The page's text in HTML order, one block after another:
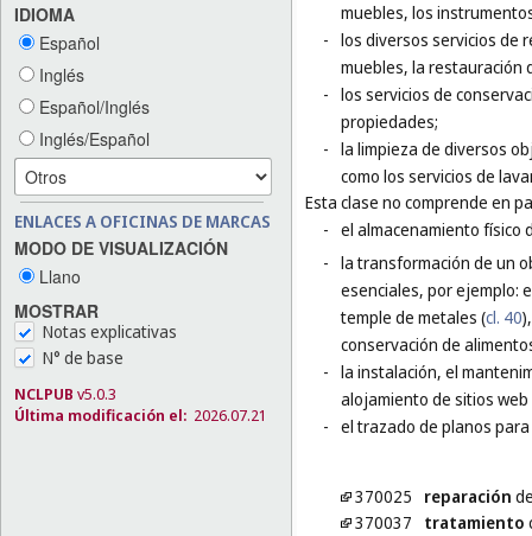
IDIOMA
Español
Inglés
Español/Inglés
Inglés/Español
ENLACES A OFICINAS DE MARCAS
MODO DE VISUALIZACIÓN
Llano
MOSTRAR
Notas explicativas
N° de base
NCLPUB v5.0.3
Última modificación el: 2026.07.21
muebles, los
- los diversos servicios de
muebles, la restauración
- los servicios de
propiedades;
- la limpieza de diversos
como los servicios de
Esta clase no comprende en
- el almacenamiento físico
- la transformación de un
esenciales, por ejemplo:
temple de metales (cl. 40
conservación de
- la instalación, el
alojamiento de sitios web
- el trazado de planos
370025 reparación
370037
tratamiento